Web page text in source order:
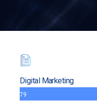
Digital Marketing
79